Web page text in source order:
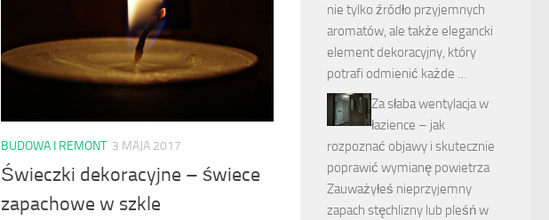
BUDOWA I REMONT 3 MAJA 2017
Świeczki dekoracyjne – świece
zapachowe w szkle
nie tylko źródło przyjemnych
aromatów, ale także elegancki
element dekoracyjny, który
potrafi odmienić każde …
Za słaba wentylacja w
łazience – jak
rozpoznać objawy i skutecznie
poprawić wymianę powietrza
Zauważyłeś nieprzyjemny
zapach stęchlizny lub pleśń w